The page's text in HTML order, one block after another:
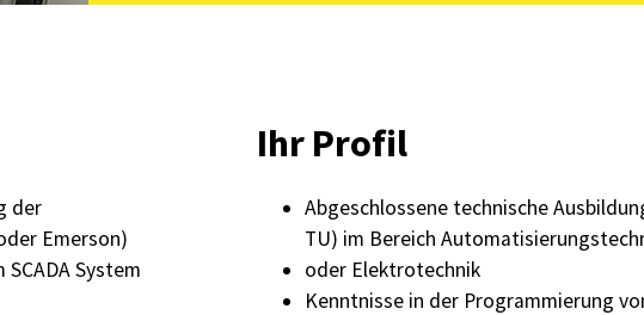
der
Emerson)
System
Ihr Profil
Abgeschlossene technische
TU) im Bereich
oder Elektrotechnik
Kenntnisse in der Programmierung